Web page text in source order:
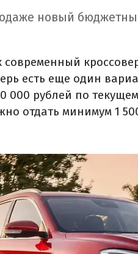
новый
современный
есть еще один
000 рублей по
отдать минимум 1